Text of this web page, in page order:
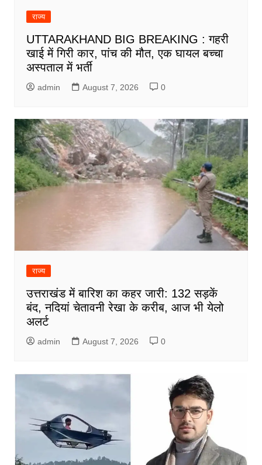
राज्य
UTTARAKHAND BIG BREAKING : गहरी
खाई में गिरी कार, पांच की मौत, एक घायल बच्चा
अस्पताल में भर्ती
admin August 7, 2026 0
राज्य
उत्तराखंड में बारिश का कहर जारी: 132 सड़कें
बंद, नदियां चेतावनी रेखा के करीब, आज भी येलो
अलर्ट
admin August 7, 2026 0